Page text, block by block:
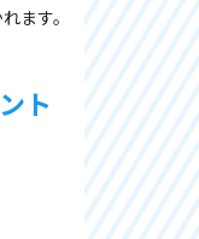
ます。
ト